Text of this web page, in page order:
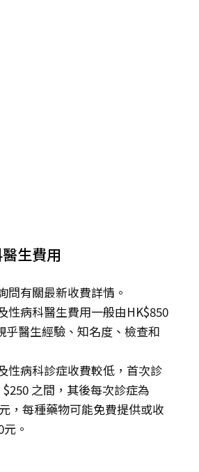
生費用
問有關最新收費詳情。
性病科醫生費用一般由HK$850
乎醫生經驗、知名度、檢查和
性病科診症收費較低，首次診
之間，其後每次診症為
，每種藥物可能免費提供或收
。